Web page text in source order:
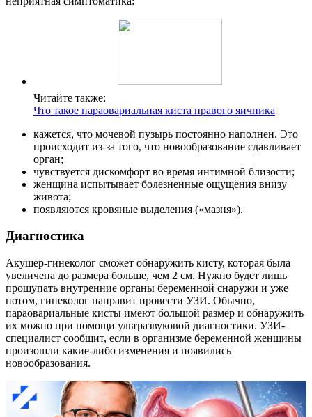
Читайте также:
Что такое параовариальная киста правого яичника
кажется, что мочевой пузырь постоянно наполнен. Это
происходит из-за того, что новообразование сдавливает
орган;
чувствуется дискомфорт во время интимной близости;
женщина испытывает болезненные ощущения внизу
живота;
появляются кровяные выделения («мазня»).
Диагностика
Акушер-гинеколог сможет обнаружить кисту, которая была
увеличена до размера больше, чем 2 см. Нужно будет лишь
прощупать внутренние органы беременной снаружи и уже
потом, гинеколог направит провести УЗИ. Обычно,
параовариальные кисты имеют большой размер и обнаружить
их можно при помощи ультразвуковой диагностики. УЗИ-
специалист сообщит, если в организме беременной женщины
произошли какие-либо изменения и появились
новообразования.